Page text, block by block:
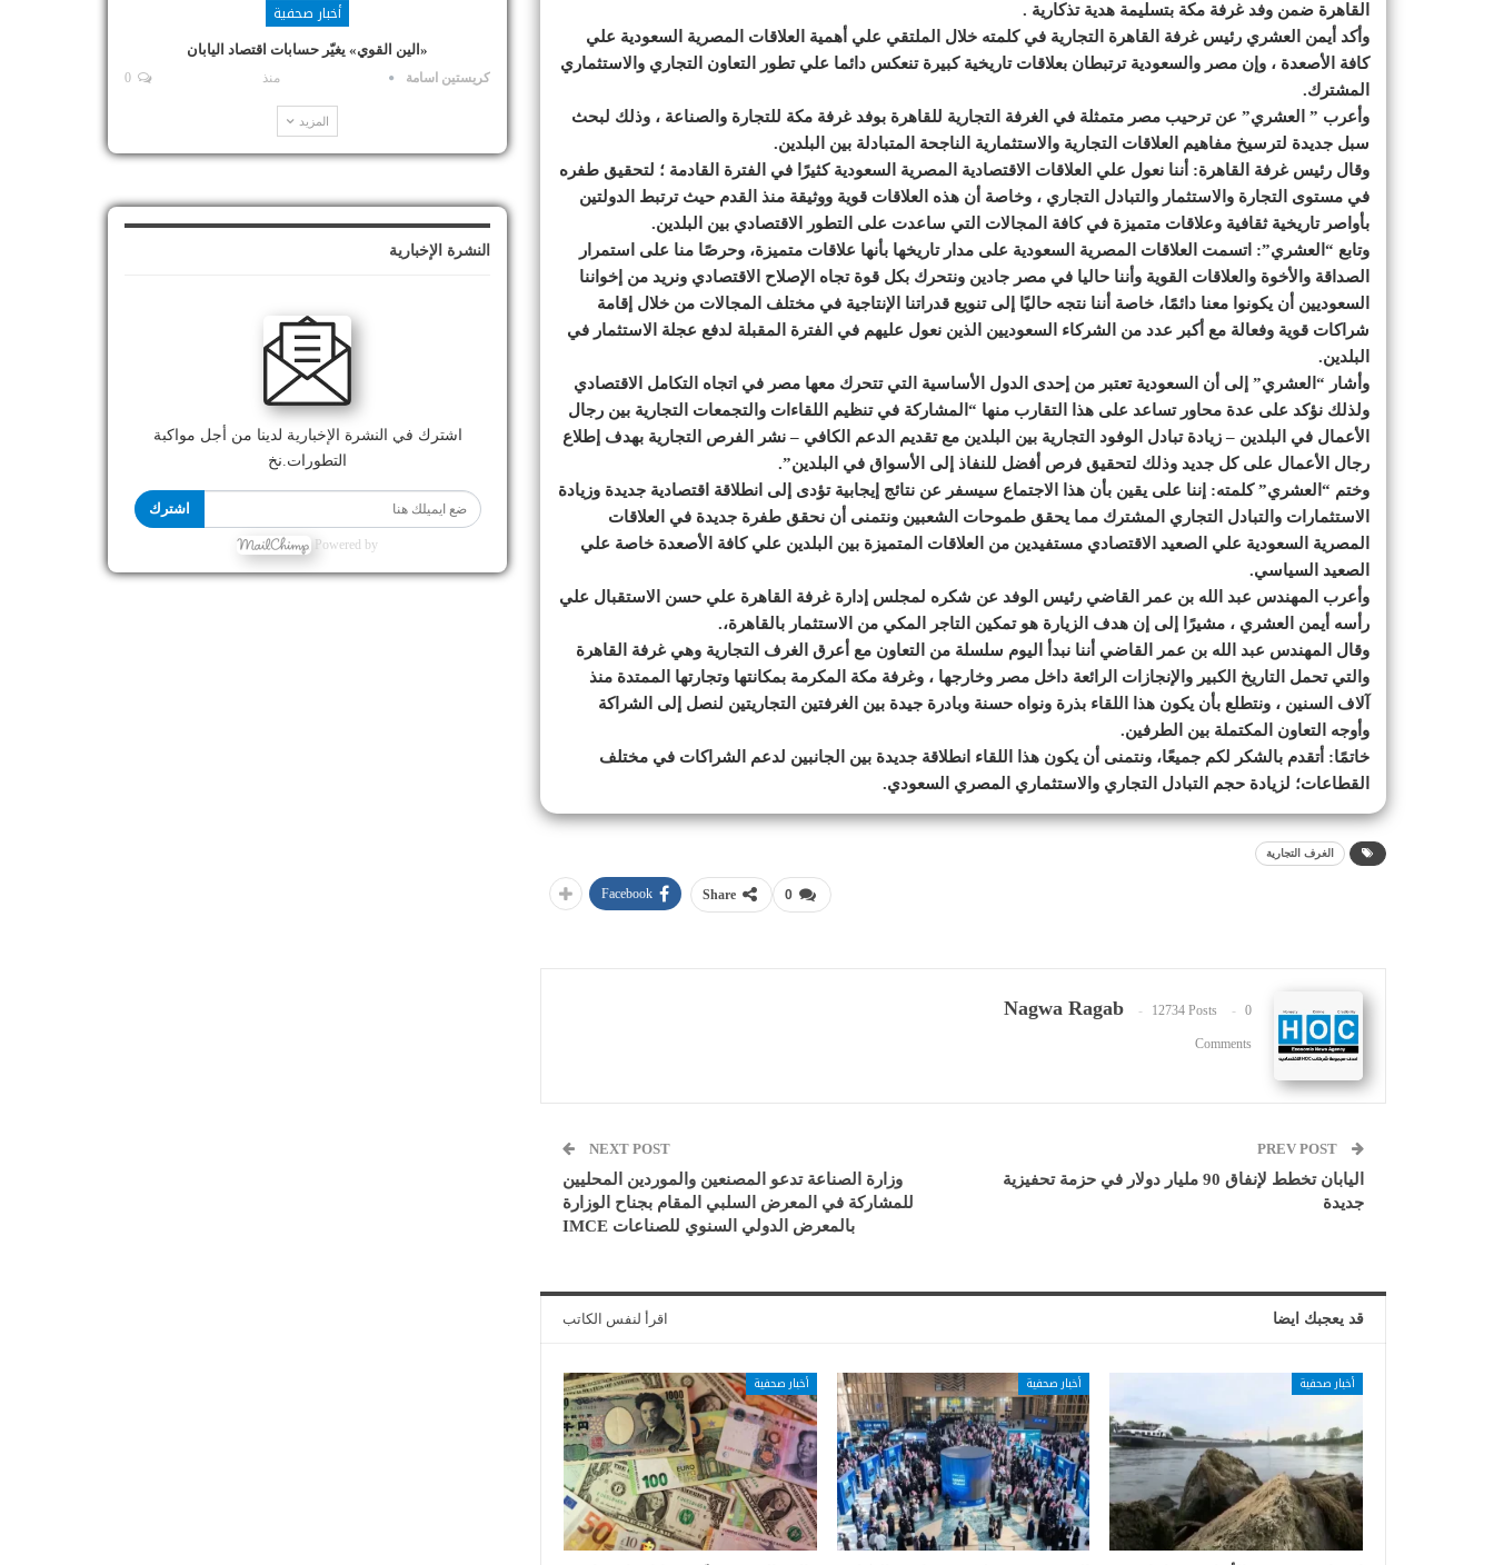
القاهرة ضمن وفد غرفة مكة بتسليمة هدية تذكارية .
وأكد أيمن العشري رئيس غرفة القاهرة التجارية في كلمته خلال الملتقي علي أهمية العلاقات المصرية السعودية علي
كافة الأصعدة ، وإن مصر والسعودية ترتبطان بعلاقات تاريخية كبيرة تنعكس دائما علي تطور التعاون التجاري والاستثماري
المشترك.
وأعرب ” العشري” عن ترحيب مصر متمثلة في الغرفة التجارية للقاهرة بوفد غرفة مكة للتجارة والصناعة ، وذلك لبحث
سبل جديدة لترسيخ مفاهيم العلاقات التجارية والاستثمارية الناجحة المتبادلة بين البلدين.
وقال رئيس غرفة القاهرة: أننا نعول علي العلاقات الاقتصادية المصرية السعودية كثيرًا في الفترة القادمة ؛ لتحقيق طفره
في مستوى التجارة والاستثمار والتبادل التجاري ، وخاصة أن هذه العلاقات قوية ووثيقة منذ القدم حيث ترتبط الدولتين
بأواصر تاريخية ثقافية وعلاقات متميزة في كافة المجالات التي ساعدت على التطور الاقتصادي بين البلدين.
وتابع “العشري”: اتسمت العلاقات المصرية السعودية على مدار تاريخها بأنها علاقات متميزة، وحرصًا منا على استمرار
الصداقة والأخوة والعلاقات القوية وأننا حاليا في مصر جادين ونتحرك بكل قوة تجاه الإصلاح الاقتصادي ونريد من إخواننا
السعوديين أن يكونوا معنا دائمًا، خاصة أننا نتجه حاليًا إلى تنويع قدراتنا الإنتاجية في مختلف المجالات من خلال إقامة
شراكات قوية وفعالة مع أكبر عدد من الشركاء السعوديين الذين نعول عليهم في الفترة المقبلة لدفع عجلة الاستثمار في
البلدين.
وأشار “العشري” إلى أن السعودية تعتبر من إحدى الدول الأساسية التي تتحرك معها مصر في اتجاه التكامل الاقتصادي
ولذلك نؤكد على عدة محاور تساعد على هذا التقارب منها “المشاركة في تنظيم اللقاءات والتجمعات التجارية بين رجال
الأعمال في البلدين – زيادة تبادل الوفود التجارية بين البلدين مع تقديم الدعم الكافي – نشر الفرص التجارية بهدف إطلاع
رجال الأعمال على كل جديد وذلك لتحقيق فرص أفضل للنفاذ إلى الأسواق في البلدين”.
وختم “العشري” كلمته: إننا على يقين بأن هذا الاجتماع سيسفر عن نتائج إيجابية تؤدى إلى انطلاقة اقتصادية جديدة وزيادة
الاستثمارات والتبادل التجاري المشترك مما يحقق طموحات الشعبين ونتمنى أن نحقق طفرة جديدة في العلاقات
المصرية السعودية علي الصعيد الاقتصادي مستفيدين من العلاقات المتميزة بين البلدين علي كافة الأصعدة خاصة علي
الصعيد السياسي.
وأعرب المهندس عبد الله بن عمر القاضي رئيس الوفد عن شكره لمجلس إدارة غرفة القاهرة علي حسن الاستقبال علي
رأسه أيمن العشري ، مشيرًا إلى إن هدف الزيارة هو تمكين التاجر المكي من الاستثمار بالقاهرة،.
وقال المهندس عبد الله بن عمر القاضي أننا نبدأ اليوم سلسلة من التعاون مع أعرق الغرف التجارية وهي غرفة القاهرة
والتي تحمل التاريخ الكبير والإنجازات الرائعة داخل مصر وخارجها ، وغرفة مكة المكرمة بمكانتها وتجارتها الممتدة منذ
آلاف السنين ، ونتطلع بأن يكون هذا اللقاء بذرة ونواه حسنة وبادرة جيدة بين الغرفتين التجاريتين لنصل إلى الشراكة
وأوجه التعاون المكتملة بين الطرفين.
خاتمًا: أتقدم بالشكر لكم جميعًا، ونتمنى أن يكون هذا اللقاء انطلاقة جديدة بين الجانبين لدعم الشراكات في مختلف
القطاعات؛ لزيادة حجم التبادل التجاري والاستثماري المصري السعودي.
الغرف التجارية
0
Share
Facebook
Nagwa Ragab 12734 Posts 0
Comments
اليابان تخطط لإنفاق 90 مليار دولار في حزمة تحفيزية
جديدة
NEXT POST
وزارة الصناعة تدعو المصنعين والموردين المحليين
للمشاركة في المعرض السلبي المقام بجناح الوزارة
بالمعرض الدولي السنوي للصناعات IMCE
قد يعجبك ايضا اقرأ لنفس الكاتب
أخبار صحفية أخبار صحفية أخبار صحفية
أخبار صحفية
«الين القوي» يغيّر حسابات اقتصاد اليابان
كريستين اسامة منذ
المزيد
النشرة الإخبارية
اشترك في النشرة الإخبارية لدينا من أجل مواكبة
التطورات.نخ
اشترك
Powered by